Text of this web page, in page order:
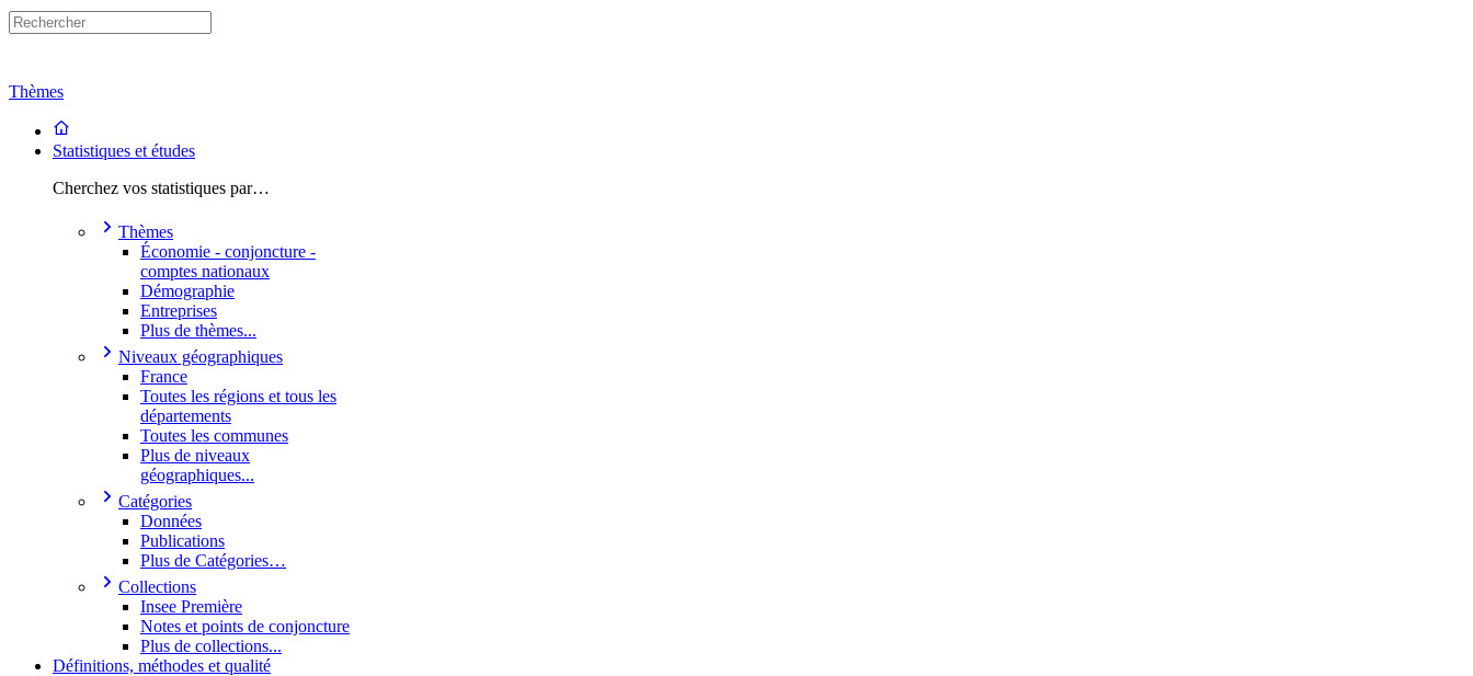
Thèmes
Statistiques et études
Cherchez vos statistiques par…
Thèmes
Économie - conjoncture -
comptes nationaux
Démographie
Entreprises
Plus de thèmes...
Niveaux géographiques
France
Toutes les régions et tous les
départements
Toutes les communes
Plus de niveaux
géographiques...
Catégories
Données
Publications
Plus de Catégories…
Collections
Insee Première
Notes et points de conjoncture
Plus de collections...
Définitions, méthodes et qualité